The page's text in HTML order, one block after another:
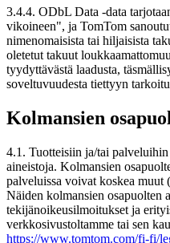
3.4.4. ODbL Data -data
vikoineen", ja TomTom
nimenomaisista tai hiljaisista
oletetut takuut
tyydyttävästä laadusta,
soveltuvuudesta tiettyyn
Kolmansien
4.1. Tuotteisiin ja/tai
aineistoja. Kolmansien
palveluissa voivat koskea muut
Näiden kolmansien osapuolten
tekijänoikeusilmoitukset ja
verkkosivustoltamme tai sen
https://www.tomtom.com/fi-fi/